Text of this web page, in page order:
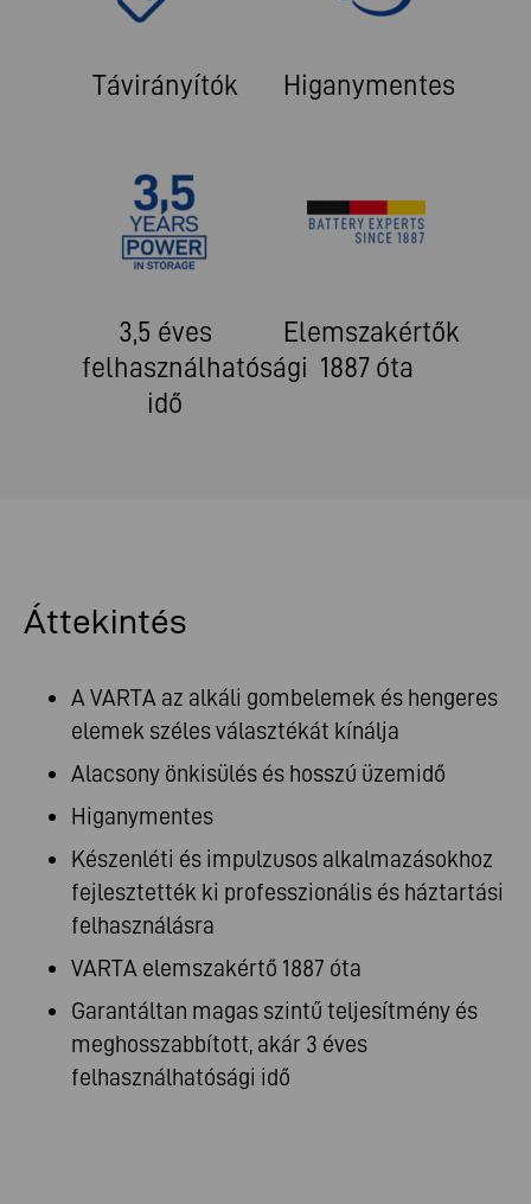
Távirányítók Higanymentes
3,5 éves
felhasználhatósági
idő
Elemszakértők
1887 óta
Áttekintés
A VARTA az alkáli gombelemek és hengeres
elemek széles választékát kínálja
Alacsony önkisülés és hosszú üzemidő
Higanymentes
Készenléti és impulzusos alkalmazásokhoz
fejlesztették ki professzionális és háztartási
felhasználásra
VARTA elemszakértő 1887 óta
Garantáltan magas szintű teljesítmény és
meghosszabbított, akár 3 éves
felhasználhatósági idő